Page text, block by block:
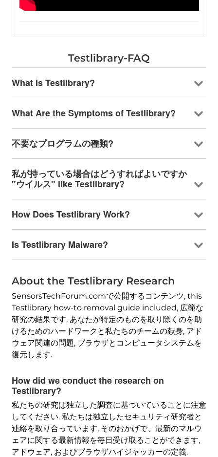
Testlibrary-FAQ
What Is Testlibrary?
What Are the Symptoms of Testlibrary?
不要なプログラムの種類?
私が持っている場合はどうすればよいですか
"ウイルス" like Testlibrary?
How Does Testlibrary Work?
Is Testlibrary Malware?
About the Testlibrary Research
SensorsTechForum.comで公開するコンテンツ, this
Testlibrary how-to removal guide included, 広範な
研究の結果です, あなたが特定のものを取り除くのを助
けるためのハードワークと私たちのチームの献身, アド
ウェア関連の問題, ブラウザとコンピュータシステムを
復元します.
How did we conduct the research on
Testlibrary?
私たちの研究は独立した調査に基づいていることに注意
してください. 私たちは独立したセキュリティ研究者と
連絡を取り合っています, そのおかげで、最新のマルウ
ェアに関する最新情報を毎日受け取ることができます,
アドウェア, およびブラウザハイジャッカーの定義.